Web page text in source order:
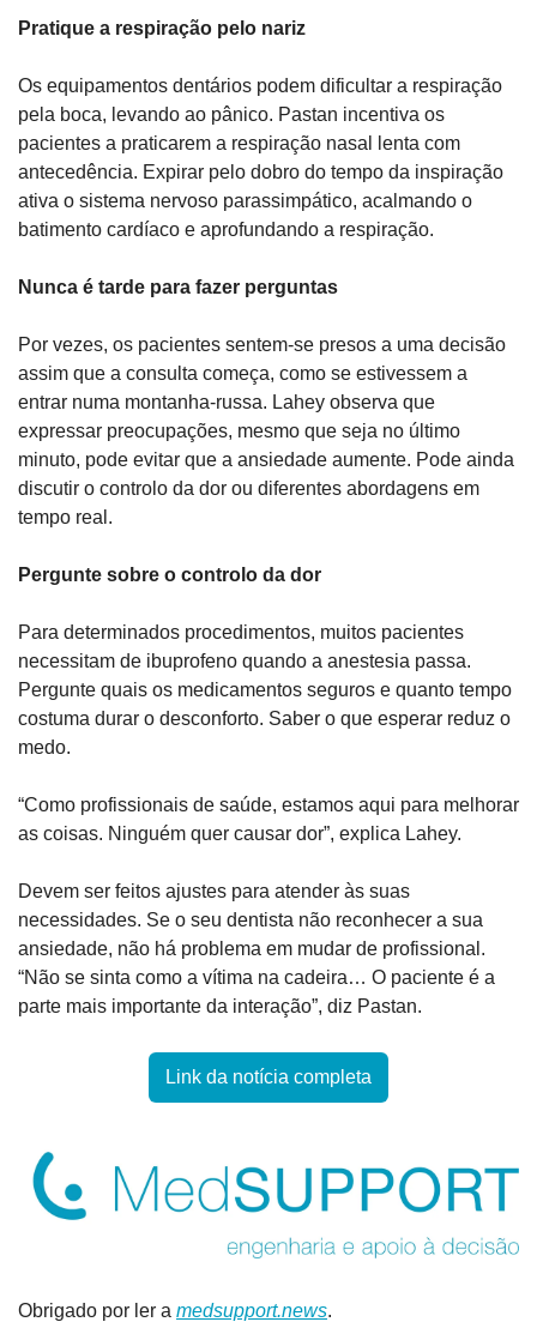
Pratique a respiração pelo nariz
Os equipamentos dentários podem dificultar a respiração
pela boca, levando ao pânico. Pastan incentiva os
pacientes a praticarem a respiração nasal lenta com
antecedência. Expirar pelo dobro do tempo da inspiração
ativa o sistema nervoso parassimpático, acalmando o
batimento cardíaco e aprofundando a respiração.
Nunca é tarde para fazer perguntas
Por vezes, os pacientes sentem-se presos a uma decisão
assim que a consulta começa, como se estivessem a
entrar numa montanha-russa. Lahey observa que
expressar preocupações, mesmo que seja no último
minuto, pode evitar que a ansiedade aumente. Pode ainda
discutir o controlo da dor ou diferentes abordagens em
tempo real.
Pergunte sobre o controlo da dor
Para determinados procedimentos, muitos pacientes
necessitam de ibuprofeno quando a anestesia passa.
Pergunte quais os medicamentos seguros e quanto tempo
costuma durar o desconforto. Saber o que esperar reduz o
medo.
“Como profissionais de saúde, estamos aqui para melhorar
as coisas. Ninguém quer causar dor”, explica Lahey.
Devem ser feitos ajustes para atender às suas
necessidades. Se o seu dentista não reconhecer a sua
ansiedade, não há problema em mudar de profissional.
“Não se sinta como a vítima na cadeira… O paciente é a
parte mais importante da interação”, diz Pastan.
Link da notícia completa
Obrigado por ler a medsupport.news.